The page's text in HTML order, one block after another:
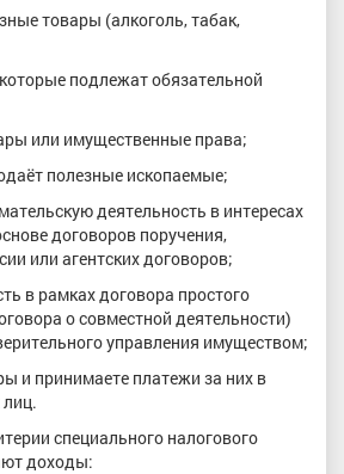
товары (алкоголь, табак,
подлежат обязательной
или имущественные права;
полезные ископаемые;
деятельность в интересах
договоров поручения,
или агентских договоров;
в рамках договора простого
о совместной деятельности)
управления имуществом;
и принимаете платежи за них в
лиц.
специального налогового
доходы: